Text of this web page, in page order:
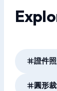
證件
圓形